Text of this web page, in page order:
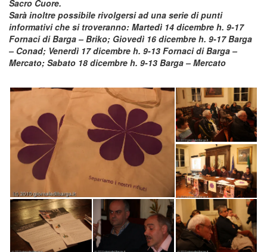
Sacro Cuore.
Sarà inoltre possibile rivolgersi ad una serie di punti
informativi che si troveranno: Martedì 14 dicembre h. 9-17
Fornaci di Barga – Briko; Giovedì 16 dicembre h. 9-17 Barga
– Conad; Venerdì 17 dicembre h. 9-13 Fornaci di Barga –
Mercato; Sabato 18 dicembre h. 9-13 Barga – Mercato